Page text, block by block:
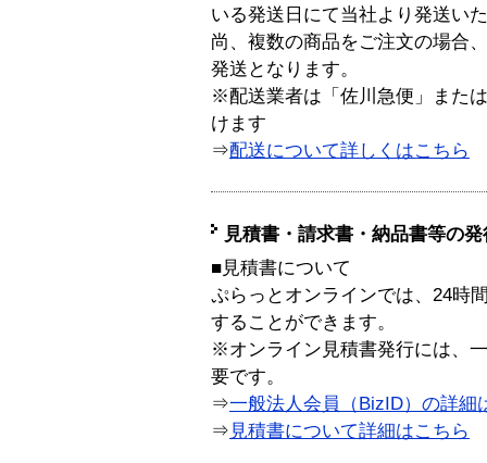
いる発送日にて当社より発送い
尚、複数の商品をご注文の場合
発送となります。
※配送業者は「佐川急便」また
けます
⇒配送について詳しくはこちら
見積書・請求書・納品書等の
■見積書について
ぷらっとオンラインでは、24時
することができます。
※オンライン見積書発行には、
要です。
⇒一般法人会員（BizID）の詳細
⇒ 見積書について詳細はこちら